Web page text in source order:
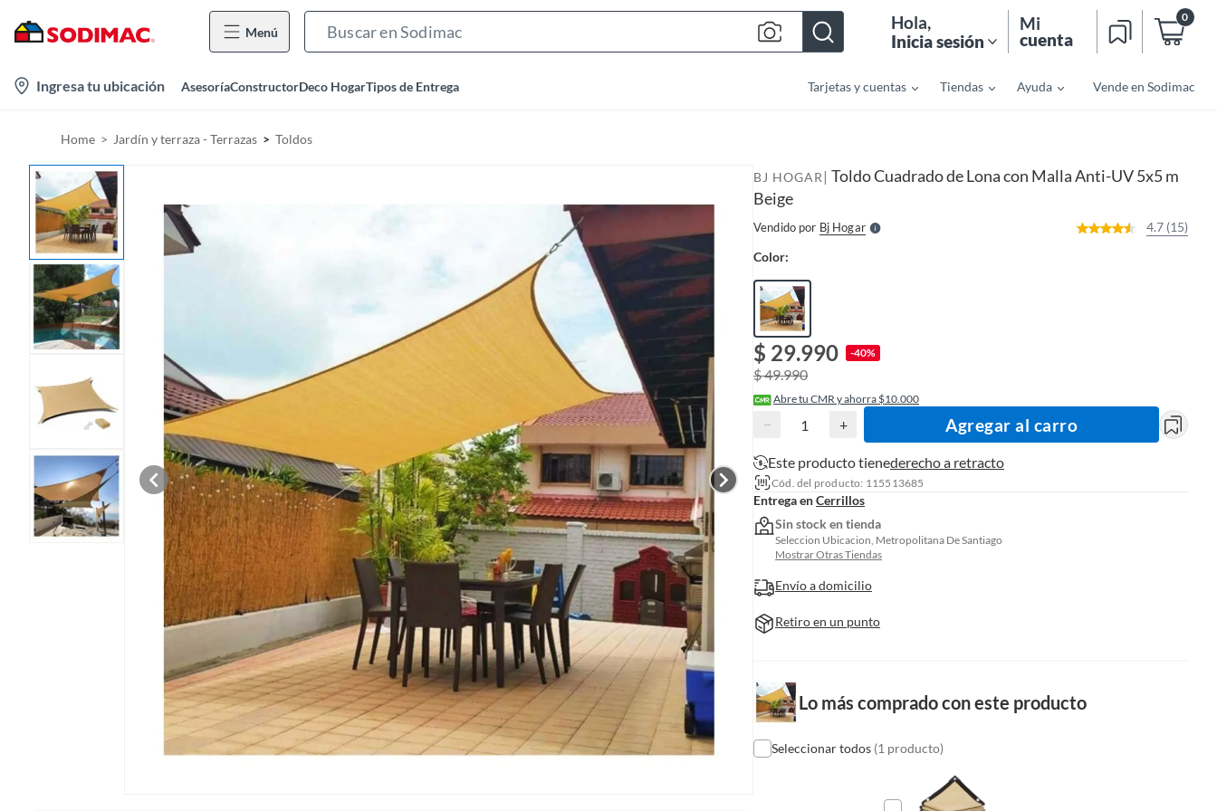
Menú Hola,
Inicia sesión
Mi
cuenta
0
Ingresa tu ubicación AsesoríaConstructorDeco HogarTipos de Entrega Tarjetas y cuentas Tiendas Ayuda Vende en Sodimac
Home Jardín y terraza - Terrazas Toldos
BJ HOGAR | Toldo Cuadrado de Lona con Malla Anti-UV 5x5 m
Beige
Vendido por Bj HogarS
e
r
4.7 (15)
Color:
$ 29.990 -40%
$ 49.990
Abre tu CMR y ahorra $10.000
− + Agregar al carro
Este producto tienederecho a retracto
Cód. del producto: 115513685
Entrega enCerrillos
Sin stock en tienda
Seleccion Ubicacion, Metropolitana De Santiago
Mostrar Otras Tiendas
Envío a domicilio
Retiro en un punto
Lo más comprado con este producto
Seleccionar todos (1 producto)